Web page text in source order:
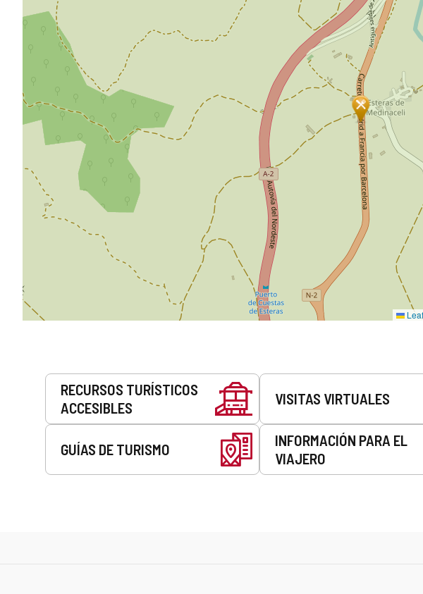
Servicios
RECURSOS TURÍSTICOS
ACCESIBLES
VISITAS VIRTUALES
GUÍAS DE TURISMO
INFORMACIÓN PARA EL
VIAJERO